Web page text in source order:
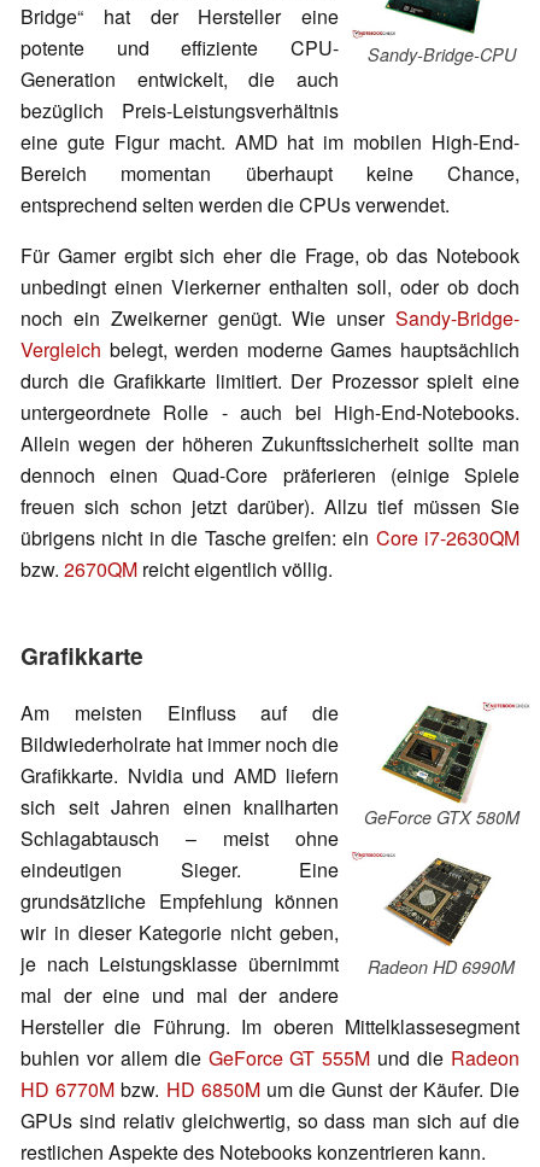
Sandy-Bridge-CPU
Bridge“ hat der Hersteller eine
potente und effiziente CPU-
Generation entwickelt, die auch
bezüglich Preis-Leistungsverhältnis
eine gute Figur macht. AMD hat im mobilen High-End-
Bereich momentan überhaupt keine Chance,
entsprechend selten werden die CPUs verwendet.
Für Gamer ergibt sich eher die Frage, ob das Notebook
unbedingt einen Vierkerner enthalten soll, oder ob doch
noch ein Zweikerner genügt. Wie unser Sandy-Bridge-
Vergleich belegt, werden moderne Games hauptsächlich
durch die Grafikkarte limitiert. Der Prozessor spielt eine
untergeordnete Rolle - auch bei High-End-Notebooks.
Allein wegen der höheren Zukunftssicherheit sollte man
dennoch einen Quad-Core präferieren (einige Spiele
freuen sich schon jetzt darüber). Allzu tief müssen Sie
übrigens nicht in die Tasche greifen: ein Core i7-2630QM
bzw. 2670QM reicht eigentlich völlig.
Grafikkarte
GeForce GTX 580M
Radeon HD 6990M
Am meisten Einfluss auf die
Bildwiederholrate hat immer noch die
Grafikkarte. Nvidia und AMD liefern
sich seit Jahren einen knallharten
Schlagabtausch – meist ohne
eindeutigen Sieger. Eine
grundsätzliche Empfehlung können
wir in dieser Kategorie nicht geben,
je nach Leistungsklasse übernimmt
mal der eine und mal der andere
Hersteller die Führung. Im oberen Mittelklassesegment
buhlen vor allem die GeForce GT 555M und die Radeon
HD 6770M bzw. HD 6850Mum die Gunst der Käufer. Die
GPUs sind relativ gleichwertig, so dass man sich auf die
restlichen Aspekte des Notebooks konzentrieren kann.